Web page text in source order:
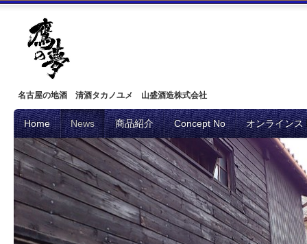
名古屋の地酒 清酒タカノユメ 山盛酒造株式会社
Home News 商品紹介 Concept No オンラインス